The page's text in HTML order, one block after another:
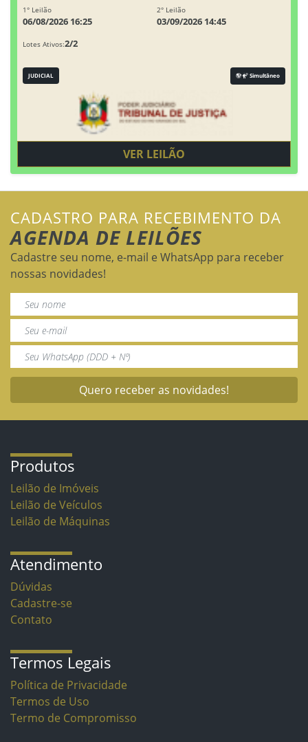
1° Leilão
06/08/2026 16:25
2° Leilão
03/09/2026 14:45
Lotes Ativos:2/2
JUDICIAL Simultâneo
VER LEILÃO
CADASTRO PARA RECEBIMENTO DA
AGENDA DE LEILÕES
Cadastre seu nome, e-mail e WhatsApp para receber
nossas novidades!
Quero receber as novidades!
Produtos
Leilão de Imóveis
Leilão de Veículos
Leilão de Máquinas
Atendimento
Dúvidas
Cadastre-se
Contato
Termos Legais
Política de Privacidade
Termos de Uso
Termo de Compromisso